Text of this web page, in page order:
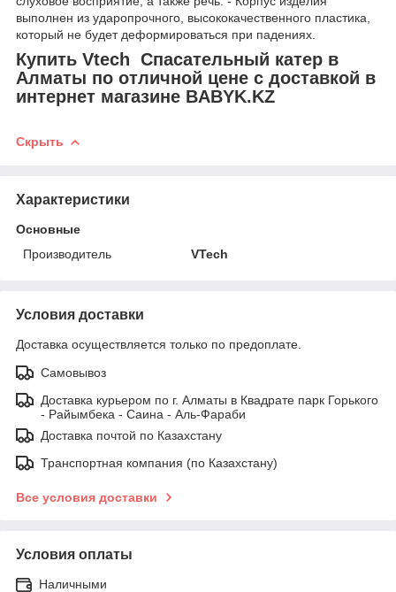
выполнен из ударопрочного, высококачественного пластика,
который не будет деформироваться при падениях.
Купить Vtech Спасательный катер в
Алматы по отличной цене с доставкой в
интернет магазине BABYK.KZ
Скрыть
Характеристики
Основные
Производитель
VTech
Условия доставки
Доставка осуществляется только по предоплате.
Самовывоз
Доставка курьером по г. Алматы в Квадрате парк Горького
- Райымбека - Саина - Аль-Фараби
Доставка почтой по Казахстану
Транспортная компания (по Казахстану)
Все условия доставки
Условия оплаты
Наличными